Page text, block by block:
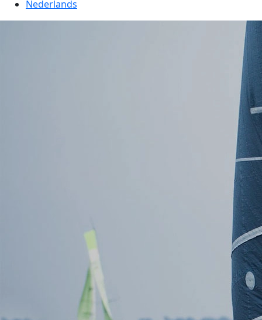
Nederlands